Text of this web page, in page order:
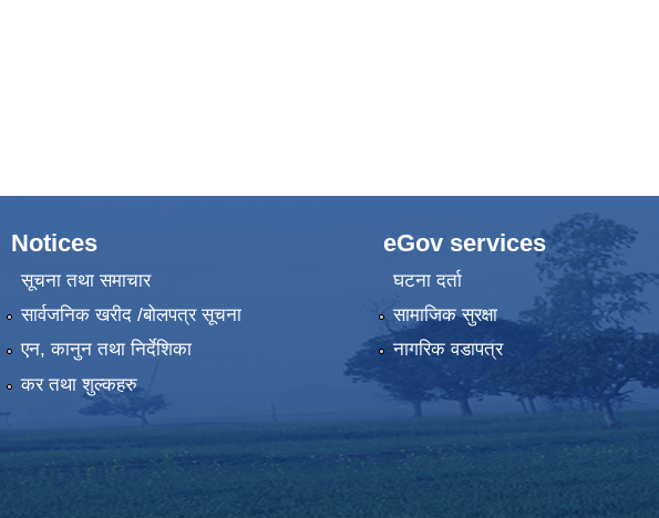
Notices
सूचना तथा समाचार
सार्वजनिक खरीद /बोलपत्र सूचना
एन, कानुन तथा निर्देशिका
कर तथा शुल्कहरु
eGov services
घटना दर्ता
सामाजिक सुरक्षा
नागरिक वडापत्र